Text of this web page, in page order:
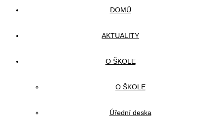
DOMŮ
AKTUALITY
O ŠKOLE
O ŠKOLE
Úřední deska